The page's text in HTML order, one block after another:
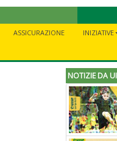
ASSICURAZIONE INIZIATIVE
NOTIZIE DA